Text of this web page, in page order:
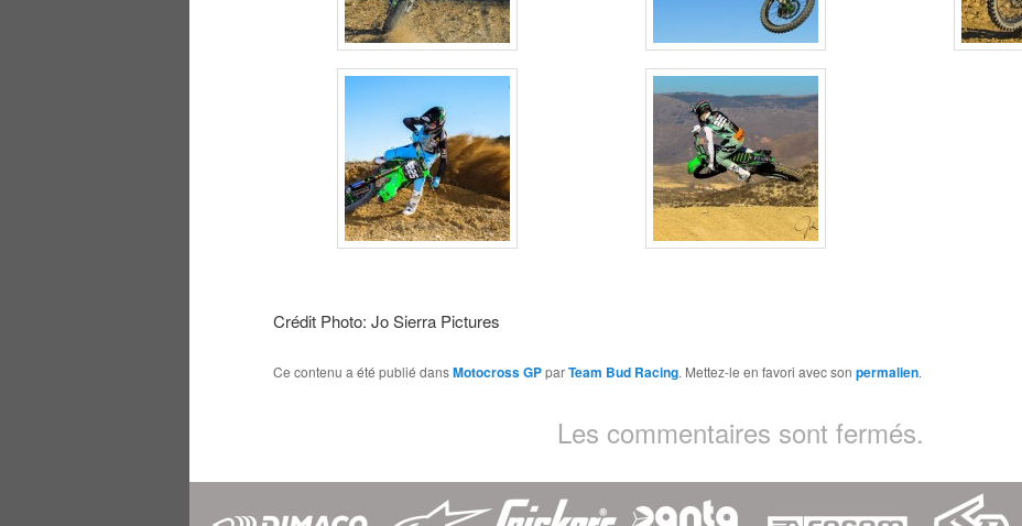
Crédit Photo: Jo Sierra Pictures
Ce contenu a été publié dansMotocross GPparTeam Bud Racing. Mettez-le en favori avec son permalien.
Les commentaires sont fermés.